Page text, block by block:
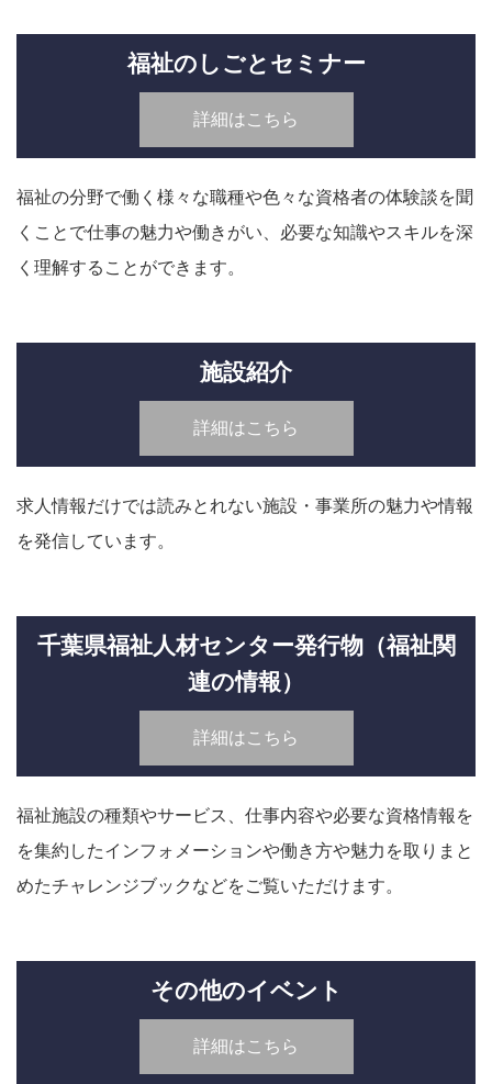
福祉のしごとセミナー
詳細はこちら
福祉の分野で働く様々な職種や色々な資格者の体験談を聞
くことで仕事の魅力や働きがい、必要な知識やスキルを深
く理解することができます。
施設紹介
詳細はこちら
求人情報だけでは読みとれない施設・事業所の魅力や情報
を発信しています。
千葉県福祉人材センター発行物（福祉関
連の情報）
詳細はこちら
福祉施設の種類やサービス、仕事内容や必要な資格情報を
を集約したインフォメーションや働き方や魅力を取りまと
めたチャレンジブックなどをご覧いただけます。
その他のイベント
詳細はこちら